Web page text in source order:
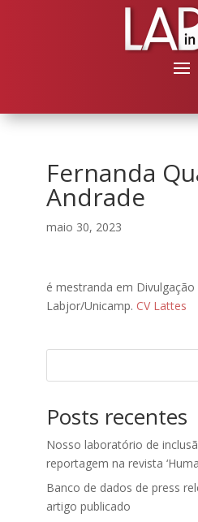
Fernanda
Andrade
maio 30, 2023
é mestranda em
Labjor/Unicamp. CV Lattes
Posts recentes
Nosso laboratório de
reportagem na revista
Banco de dados de press
artigo publicado